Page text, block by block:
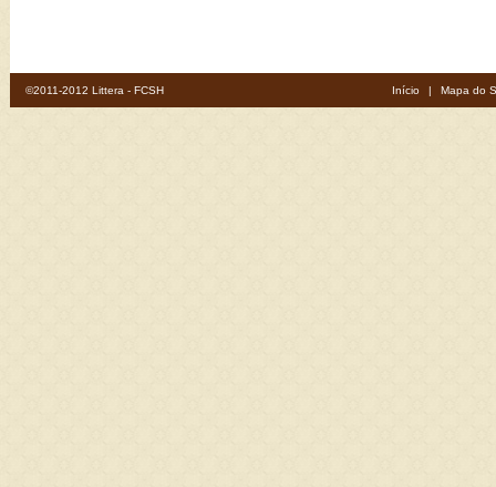
©2011-2012 Littera - FCSH Início | Mapa do